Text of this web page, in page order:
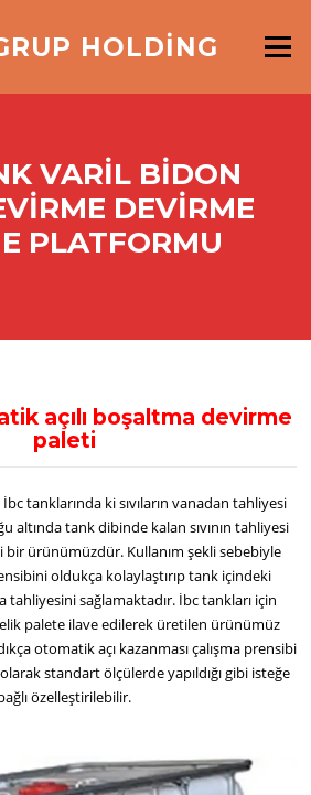
HOLDİNG Menü
VARIL BIDON
DEVIRME
PLATFORMU
açılı boşaltma devirme
paleti
tanklarında ki sıvıların vanadan tahliyesi
altında tank dibinde kalan sıvının tahliyesi
bir ürünümüzdür. Kullanım şekli sebebiyle
oldukça kolaylaştırıp tank içindeki
sağlamaktadır. İbc tankları için
palete ilave edilerek üretilen ürünümüz
otomatik açı kazanması çalışma prensibi
standart ölçülerde yapıldığı gibi isteğe
özelleştirilebilir.